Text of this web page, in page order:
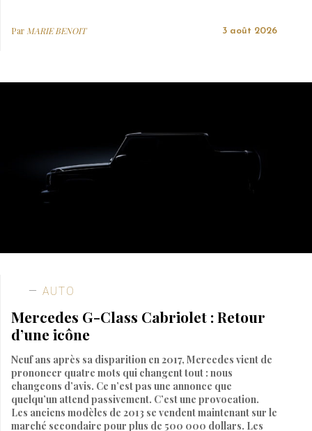
ParMARIE BENOIT 3 août 2026
AUTO
Mercedes G-Class Cabriolet : Retour
d’une icône
Neuf ans après sa disparition en 2017, Mercedes vient de
prononcer quatre mots qui changent tout : nous
changeons d’avis. Ce n’est pas une annonce que
quelqu’un attend passivement. C’est une provocation.
Les anciens modèles de 2013 se vendent maintenant sur le
marché secondaire pour plus de 500 000 dollars. Les